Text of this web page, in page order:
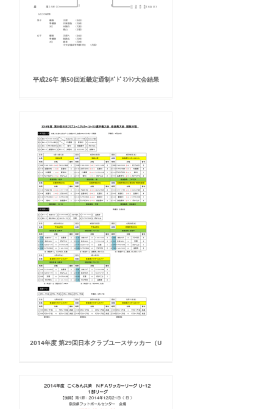
平成26年 第50回近畿定通制ﾊﾞﾄﾞﾐﾝﾄﾝ大会結果
2014年度 第29回日本クラブユースサッカー（U